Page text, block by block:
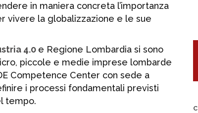
in maniera concreta l’importanza
vivere la globalizzazione e le sue
4.0 e Regione Lombardia si sono
piccole e medie imprese lombarde
Competence Center con sede a
i processi fondamentali previsti
tempo.